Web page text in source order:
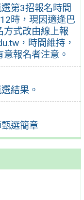
第3招報名時間
時，現因適逢巴
方式改由線上報
，時間維持，
報名者注意。
結果。
選簡章